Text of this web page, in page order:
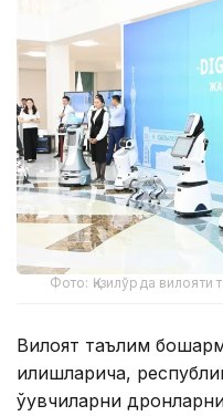
Фото: Қизилўрда
Вилоят таълим
қилишларича,
ўқувчиларни